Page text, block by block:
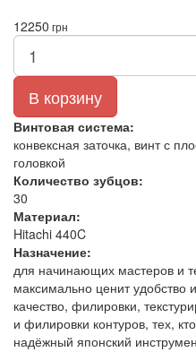
12250 грн
В корзину
Винтовая система:
конвексная заточка, винт с
головкой
Количество зубцов:
30
Материал:
Hitachi 440C
Назначение:
для начинающих мастеров и
максимально ценит удобство и
качество, филировки,
и филировки контуров, тех,
надёжный японский